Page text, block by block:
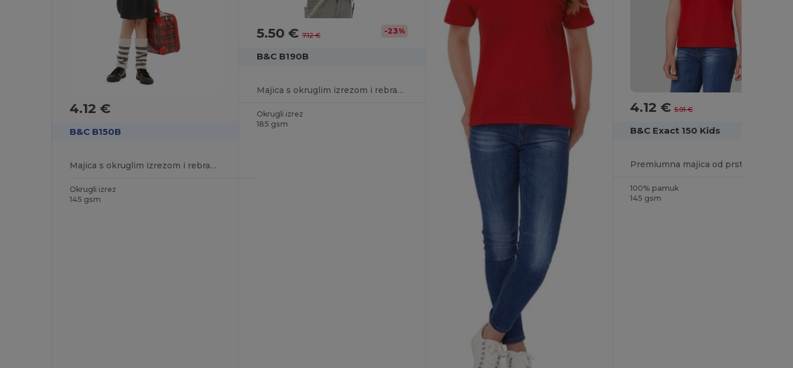
4.12 €
B&C B150B
Majica s okruglim izrezom i rebrastim ovratnikom Comfort Fit
Okrugli izrez
145 gsm
5.50 € 7.12 € -23%
B&C B190B
Majica s okruglim izrezom i rebrastim ovratnikom Comfort Fit
Okrugli izrez
185 gsm
4.12 €5.91 €
B&C Exact 150 Kids
100% pamuk
145 gsm